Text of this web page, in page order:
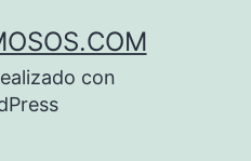
con